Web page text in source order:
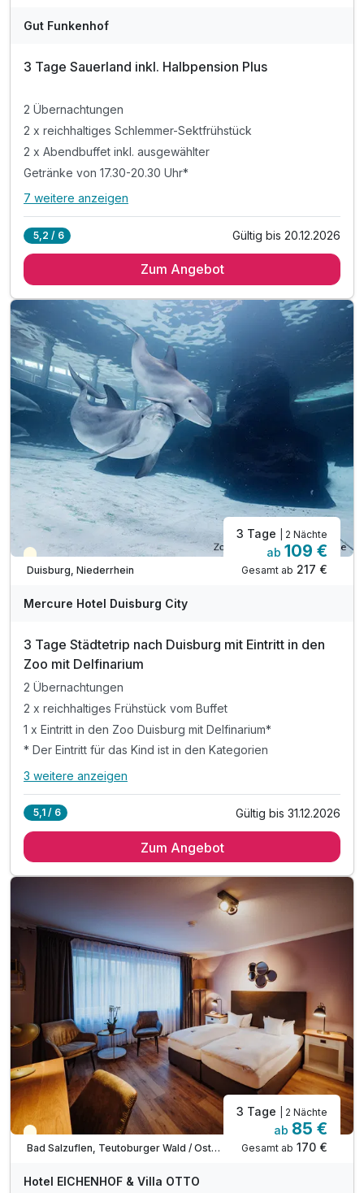
WAR
202
Gut Funkenhof
3 Tage Sauerland inkl. Halbpension Plus
2 Übernachtungen
2 x reichhaltiges Schlemmer-Sektfrühstück
2 x Abendbuffet inkl. ausgewählter
Getränke von 17.30-20.30 Uhr*
Alle Inklusivleistungen
2 x reichhaltiges Schlemmer-Sektfrühstück
Getränke von 17.30-20.30 Uhr*
*AfriCola, Bluna, Wasser, Bier vom Fass, Hauswein
sowie Tee & Kaffee in der Zeit von 17.30-20.30 Uhr
inkl. Eintritt in unser Schwimmbad
inkl. Erholungszeit in unserer Sauna
1 x Flasche Wasser bei Anreise im Zimmer
inkl. Parkplatz am Hotel
inkl. WLAN
7 weitere anzeigen
5,2 / 6 Gültig bis 20.12.2026
Zum Angebot
Teilweise ausgelastet
Duisburg, Niederrhein
3 Tage | 2 Nächte
ab 109 €
Gesamt ab 217 €
Mercure Hotel Duisburg City
3 Tage Städtetrip nach Duisburg mit Eintritt in den
Zoo mit Delfinarium
2 Übernachtungen
2 x reichhaltiges Frühstück vom Buffet
1 x Eintritt in den Zoo Duisburg mit Delfinarium*
* Der Eintritt für das Kind ist in den Kategorien
Alle Inklusivleistungen
2 x reichhaltiges Frühstück vom Buffet
* Der Eintritt für das Kind ist in den Kategorien
Dreibett- und Familienzimmer bereits inklusive!
inkl. Nutzung vom Wellnessbereich mit Pool & Sauna
inkl. WLan
3 weitere anzeigen
5,1 / 6 Gültig bis 31.12.2026
Zum Angebot
Teilweise ausgelastet
Bad Salzuflen, Teutoburger Wald / Ostwestfalen
3 Tage | 2 Nächte
ab 85 €
Gesamt ab 170 €
Hotel EICHENHOF & Villa OTTO